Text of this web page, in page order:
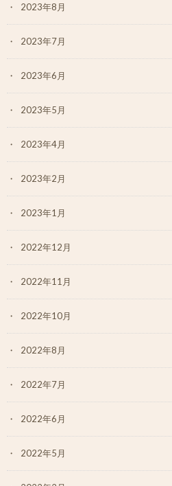
2023年8月
2023年7月
2023年6月
2023年5月
2023年4月
2023年2月
2023年1月
2022年12月
2022年11月
2022年10月
2022年8月
2022年7月
2022年6月
2022年5月